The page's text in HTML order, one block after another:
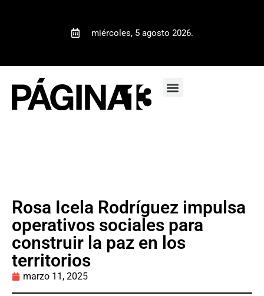
miércoles, 5 agosto 2026.
Rosa Icela Rodríguez impulsa
operativos sociales para
construir la paz en los
territorios
marzo 11, 2025